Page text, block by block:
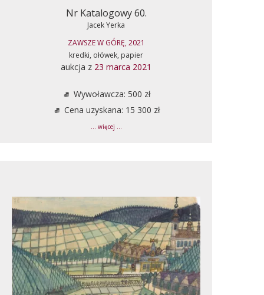
Nr Katalogowy 60.
Jacek Yerka
ZAWSZE W GÓRĘ, 2021
kredki, ołówek, papier
aukcja z 23 marca 2021
Wywoławcza: 500 zł
Cena uzyskana: 15 300 zł
... więcej ...